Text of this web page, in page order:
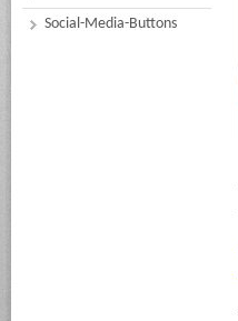
Social-Media-Buttons